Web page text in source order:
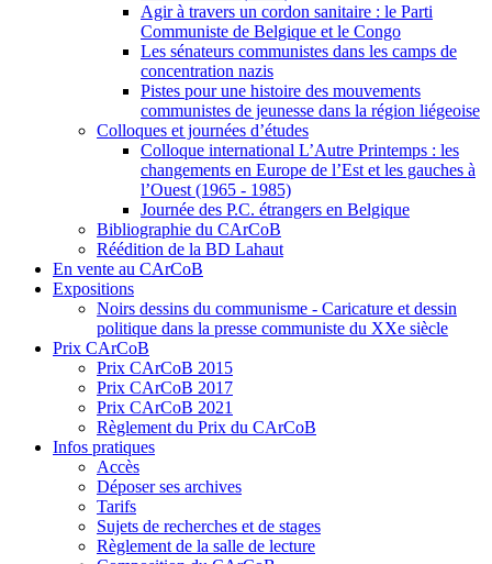
Agir à travers un cordon sanitaire : le Parti
Communiste de Belgique et le Congo
Les sénateurs communistes dans les camps de
concentration nazis
Pistes pour une histoire des mouvements
communistes de jeunesse dans la région liégeoise
Colloques et journées d’études
Colloque international L’Autre Printemps : les
changements en Europe de l’Est et les gauches à
l’Ouest (1965 - 1985)
Journée des P.C. étrangers en Belgique
Bibliographie du CArCoB
Réédition de la BD Lahaut
En vente au CArCoB
Expositions
Noirs dessins du communisme - Caricature et dessin
politique dans la presse communiste du XXe siècle
Prix CArCoB
Prix CArCoB 2015
Prix CArCoB 2017
Prix CArCoB 2021
Règlement du Prix du CArCoB
Infos pratiques
Accès
Déposer ses archives
Tarifs
Sujets de recherches et de stages
Règlement de la salle de lecture